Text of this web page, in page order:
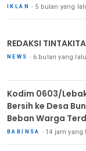
IKLAN 5 bulan yang
REDAKSI
NEWS 6 bulan yang lalu
Kodim 0603/
Bersih ke Desa
Beban Warga
BABINSA 14 jam yang